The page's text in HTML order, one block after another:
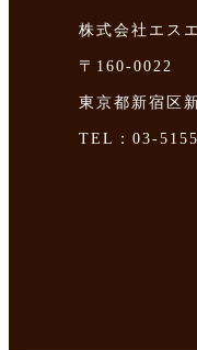
株式会社エス
〒160-0022
東京都新宿区
TEL：03-